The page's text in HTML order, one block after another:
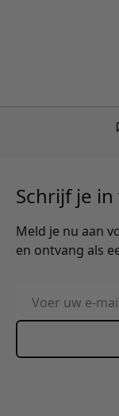
Schrijf je
Meld je nu aan
en ontvang als
E-mailadres